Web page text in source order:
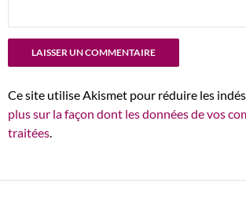
Ce site utilise Akismet pour réduire les
plus sur la façon dont les données de vos
traitées.